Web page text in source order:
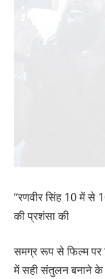
“रणवीर सिंह 10 में से
की प्रशंसा की
समग्र रूप से फिल्म पर
में सही संतुलन बनाने के